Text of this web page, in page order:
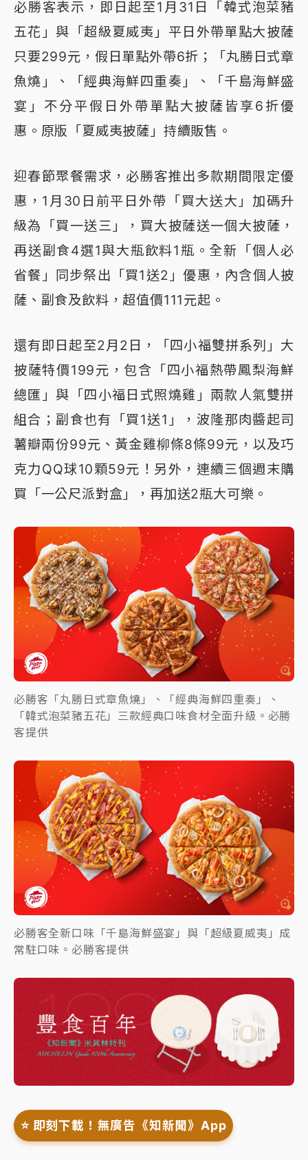
必勝客表示，即日起至1月31日「韓式泡菜豬
五花」與「超級夏威夷」平日外帶單點大披薩
只要299元，假日單點外帶6折；「丸勝日式章
魚燒」、「經典海鮮四重奏」、「千島海鮮盛
宴」不分平假日外帶單點大披薩皆享6折優
惠。原版「夏威夷披薩」持續販售。
迎春節聚餐需求，必勝客推出多款期間限定優
惠，1月30日前平日外帶「買大送大」加碼升
級為「買一送三」，買大披薩送一個大披薩，
再送副食4選1與大瓶飲料1瓶。全新「個人必
省餐」同步祭出「買1送2」優惠，內含個人披
薩、副食及飲料，超值價111元起。
還有即日起至2月2日，「四小福雙拼系列」大
披薩特價199元，包含「四小福熱帶鳳梨海鮮
總匯」與「四小福日式照燒雞」兩款人氣雙拼
組合；副食也有「買1送1」，波隆那肉醬起司
薯瓣兩份99元、黃金雞柳條8條99元，以及巧
克力QQ球10顆59元！另外，連續三個週末購
買「一公尺派對盒」，再加送2瓶大可樂。
必勝客「丸勝日式章魚燒」、「經典海鮮四重奏」、
「韓式泡菜豬五花」三款經典口味食材全面升級。必勝
客提供
必勝客全新口味「千島海鮮盛宴」與「超級夏威夷」成
常駐口味。必勝客提供
⭐️ 即刻下載！無廣告《知新聞》App